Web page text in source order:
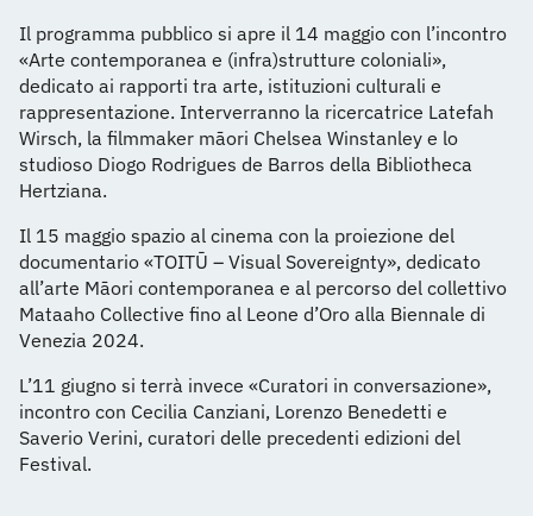
Il programma pubblico si apre il 14 maggio con l’incontro
«Arte contemporanea e (infra)strutture coloniali»,
dedicato ai rapporti tra arte, istituzioni culturali e
rappresentazione. Interverranno la ricercatrice Latefah
Wirsch, la filmmaker māori Chelsea Winstanley e lo
studioso Diogo Rodrigues de Barros della Bibliotheca
Hertziana.
Il 15 maggio spazio al cinema con la proiezione del
documentario «TOITŪ – Visual Sovereignty», dedicato
all’arte Māori contemporanea e al percorso del collettivo
Mataaho Collective fino al Leone d’Oro alla Biennale di
Venezia 2024.
L’11 giugno si terrà invece «Curatori in conversazione»,
incontro con Cecilia Canziani, Lorenzo Benedetti e
Saverio Verini, curatori delle precedenti edizioni del
Festival.